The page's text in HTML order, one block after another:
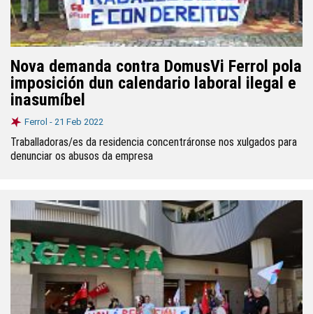
Nova demanda contra DomusVi Ferrol pola
imposición dun calendario laboral ilegal e
inasumíbel
Ferrol - 21 Feb 2022
Traballadoras/es da residencia concentráronse nos xulgados para
denunciar os abusos da empresa